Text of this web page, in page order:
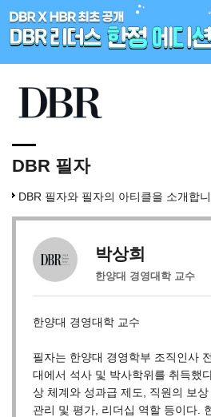
DBR 필자
DBR 필자와 필자의 아티클을 소개합니
박상희
한양대 경영대학 교수
한양대 경영대학 교수
필자는 한양대 경영학부 조직인사
대에서 석사 및 박사학위를 취득했
상 체계와 성과급 제도, 직원의 보
관리 및 평가, 리더십 역할 등이다.